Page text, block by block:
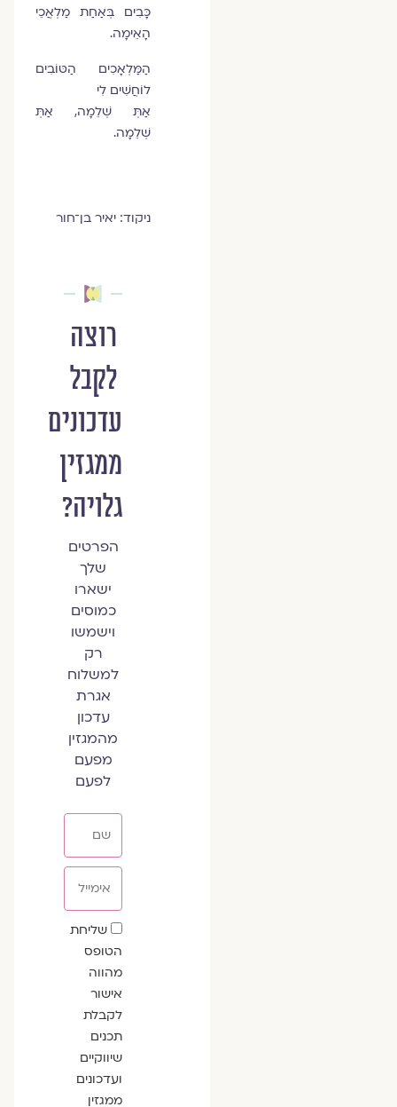
כָּבִים בְּאַחַת מַלְאֲכֵי
הָאֵימָה.
הַמַּלְאָכִים הַטּוֹבִים
לוֹחֲשִׁים לִי
אַתְּ שְׁלֵמָה, אַתְּ
שְׁלֵמָה.
ניקוד: יאיר בן־חור
רוצה
לקבל
עדכונים
ממגזין
גלויה?
הפרטים
שלך
ישארו
כמוסים
וישמשו
רק
למשלוח
אגרת
עדכון
מהמגזין
מפעם
לפעם
שדה
הסכמה
שליחת
הטופס
מהווה
אישור
לקבלת
תכנים
שיווקיים
ועדכונים
ממגזין